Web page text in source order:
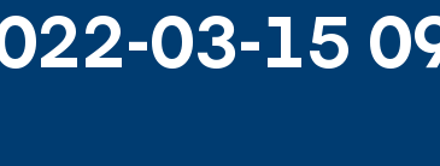
03-15